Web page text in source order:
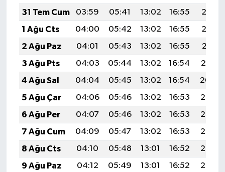
31 Tem Cum
03:59 05:41 13:02 16:55
20:13
1 Ağu Cts
04:00 05:42 13:02 16:55
20:12
2 Ağu Paz
04:01 05:43 13:02 16:55
20:11
3 Ağu Pts
04:03 05:44 13:02 16:54
20:10
4 Ağu Sal
04:04 05:45 13:02 16:54
20:09
5 Ağu Çar
04:06 05:46 13:02 16:53
20:08
6 Ağu Per
04:07 05:46 13:02 16:53
20:07
7 Ağu Cum
04:09 05:47 13:02 16:53
20:06
8 Ağu Cts
04:10 05:48 13:01 16:52
20:05
9 Ağu Paz
04:12 05:49 13:01 16:52
20:03